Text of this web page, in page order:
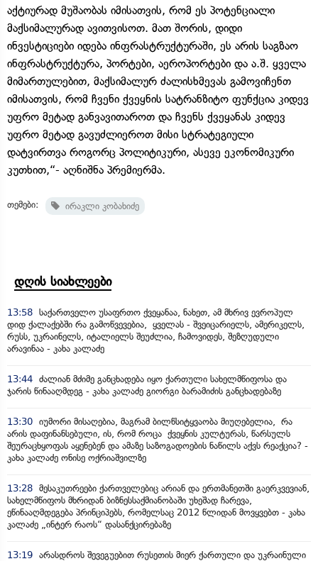
აქტიურად მუშაობას იმისათვის, რომ ეს პოტენციალი
მაქსიმალურად ავითვისოთ. მათ შორის, დიდი
ინვესტიციები იდება ინფრასტრუქტურაში, ეს არის საგზაო
ინფრასტრუქტურა, პორტები, აეროპორტები და ა.შ. ყველა
მიმართულებით, მაქსიმალურ ძალისხმევას გამოვიჩენთ
იმისათვის, რომ ჩვენი ქვეყნის სატრანზიტო ფუნქცია კიდევ
უფრო მეტად განვავითაროთ და ჩვენს ქვეყანას კიდევ
უფრო მეტად გავუძლიეროთ მისი სტრატეგიული
დატვირთვა როგორც პოლიტიკური, ასევე ეკონომიკური
კუთხით,“- აღნიშნა პრემიერმა.
თემები: ირაკლი კობახიძე
დღის სიახლეები
13:58 საქართველო უსაფრთო ქვეყანაა, ნახეთ, ამ მხრივ ევროპულ
დიდ ქალაქებში რა გამოწვევებია, ყველას - შვეიცარიელს, ამერიკელს,
რუსს, უკრაინელს, იტალიელს შეუძლია, ჩამოვიდეს, შეზღუდული
არავინაა - კახა კალაძე
13:44 ძალიან მძიმე განცხადება იყო ქართული სახელმწიფოსა და
ჯარის წინააღმდეგ - კახა კალაძე გიორგი ბარამიძის განცხადებაზე
13:30 იუმორი მისაღებია, მაგრამ ბილწსიტყვაობა მიუღებელია, რა
არის დაფინანსებული, ის, რომ როცა ქვეყნის კულტურას, წარსულს
შეურაცხყოფას აყენებენ და ამაზე საზოგადოების ნაწილს აქვს რეაქცია? -
კახა კალაძე ონისე ოქრიაშვილზე
13:28 მესაკუთრეები ქართველებიც არიან და ერთმანეთში გაერკვევიან,
სახელმწიფოს მხრიდან ბიზნესსაქმიანობაში უხეშად ჩარევა,
ეწინააღმდეგება პრინციპებს, რომელსაც 2012 წლიდან მოვყვებთ - კახა
კალაძე „ინტერ რაოს“ დასანქცირებაზე
13:19 არასდროს შევეგუებით რუსეთის მიერ ქართული და უკრაინული